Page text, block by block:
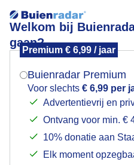
Welkom bij
gaan?
Premium € 6,99 / jaar
Buienradar Premium
Voor slechts € 6,99 per
Advertentievrij en
Ontvang voor min. €
10% donatie aan
Elk moment
Heldere kring rond de zon
Mogen we je
Indien je hier nog geen
verschijnt er zo een